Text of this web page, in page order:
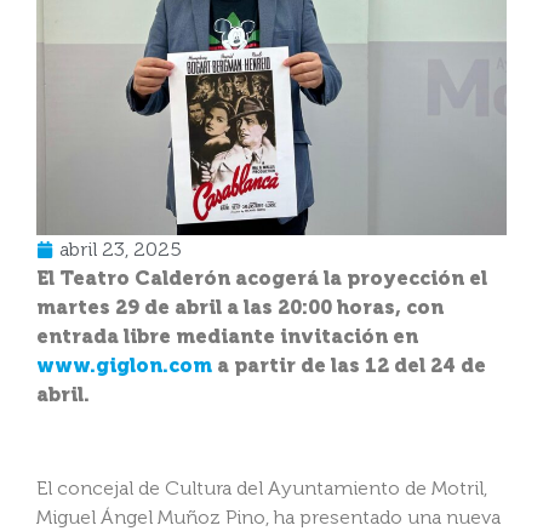
abril 23, 2025
El Teatro Calderón acogerá la proyección el
martes 29 de abril a las 20:00 horas, con
entrada libre mediante invitación en
www.giglon.com a partir de las 12 del 24 de
abril.
El concejal de Cultura del Ayuntamiento de Motril,
Miguel Ángel Muñoz Pino, ha presentado una nueva